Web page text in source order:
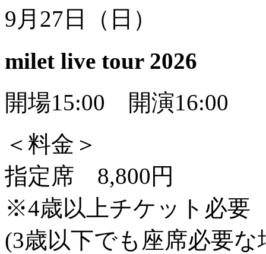
9月27日（日）
milet live tour 2026
開場15:00 開演16:00
＜料金＞
指定席 8,800円
※4歳以上チケット必要
(3歳以下でも座席必要